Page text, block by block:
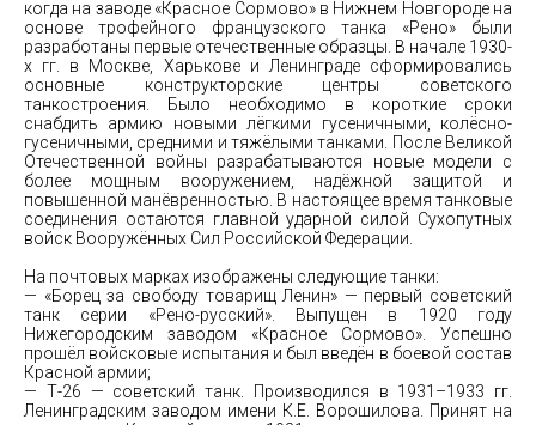
когда на заводе «Красное Сормово» в Нижнем Новгороде на
основе трофейного французского танка «Рено» были
разработаны первые отечественные образцы. В начале 1930-
х гг. в Москве, Харькове и Ленинграде сформировались
основные конструкторские центры советского
танкостроения. Было необходимо в короткие сроки
снабдить армию новыми лёгкими гусеничными, колёсно-
гусеничными, средними и тяжёлыми танками. После Великой
Отечественной войны разрабатываются новые модели с
более мощным вооружением, надёжной защитой и
повышенной манёвренностью. В настоящее время танковые
соединения остаются главной ударной силой Сухопутных
войск Вооружённых Сил Российской Федерации.
На почтовых марках изображены следующие танки:
— «Борец за свободу товарищ Ленин» — первый советский
танк серии «Рено-русский». Выпущен в 1920 году
Нижегородским заводом «Красное Сормово». Успешно
прошёл войсковые испытания и был введён в боевой состав
Красной армии;
— Т-26 — советский танк. Производился в 1931–1933 гг.
Ленинградским заводом имени К.Е. Ворошилова. Принят на